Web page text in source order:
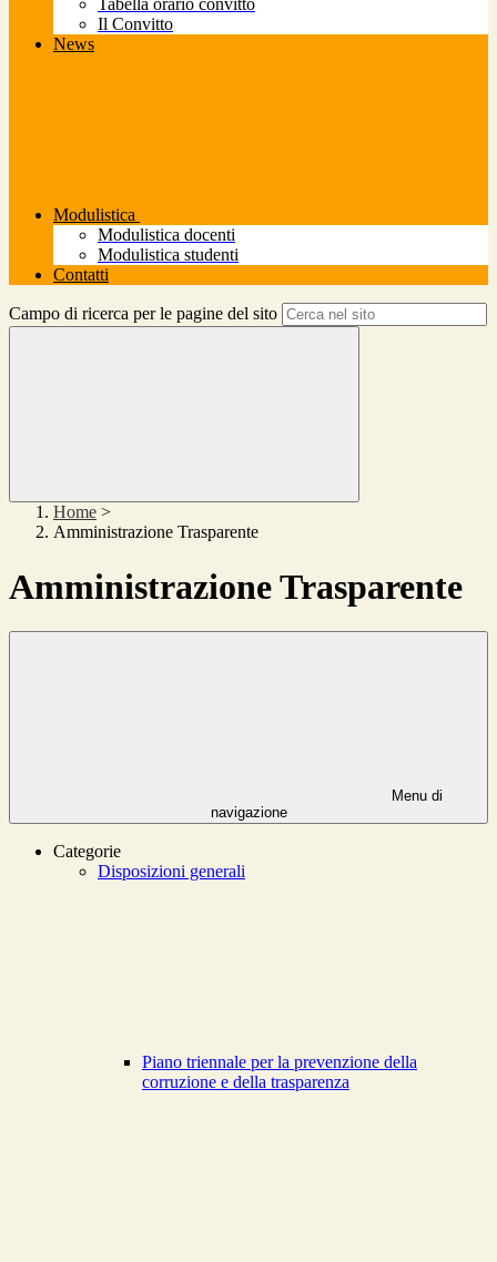
Tabella orario convitto
Il Convitto
News
Modulistica
Modulistica docenti
Modulistica studenti
Contatti
Campo di ricerca per le pagine del sito
Home >
Amministrazione Trasparente
Amministrazione Trasparente
Menu di
navigazione
Categorie
Disposizioni generali
Piano triennale per la prevenzione della
corruzione e della trasparenza